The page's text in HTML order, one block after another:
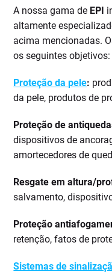
A nossa gama de EPI
altamente
acima mencionadas.
os seguintes objetivos:
Proteção da pele:
da pele, produtos de
Proteção de
dispositivos de
amortecedores de
Resgate em altura/
salvamento,
Proteção
retenção, fatos de
Sistemas de